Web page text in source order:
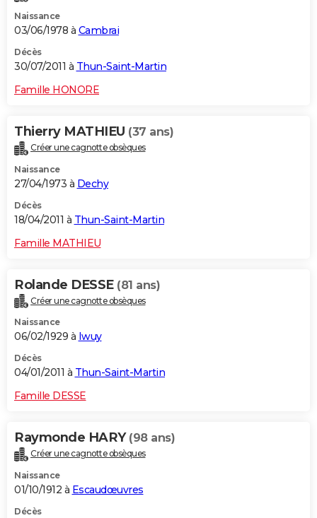
Naissance
03/06/1978 à Cambrai
Décès
30/07/2011 à Thun-Saint-Martin
Famille HONORE
Thierry MATHIEU (37 ans)
Créer une cagnotte obsèques
Naissance
27/04/1973 à Dechy
Décès
18/04/2011 à Thun-Saint-Martin
Famille MATHIEU
Rolande DESSE (81 ans)
Créer une cagnotte obsèques
Naissance
06/02/1929 à Iwuy
Décès
04/01/2011 à Thun-Saint-Martin
Famille DESSE
Raymonde HARY (98 ans)
Créer une cagnotte obsèques
Naissance
01/10/1912 à Escaudœuvres
Décès